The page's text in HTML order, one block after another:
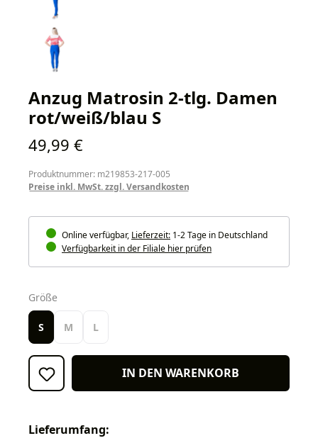
Anzug Matrosin 2-tlg. Damen
rot/weiß/blau S
Regulärer Preis:
49,99 €
Produktnummer: m219853-217-005
Preise inkl. MwSt. zzgl. Versandkosten
Online verfügbar, Lieferzeit: 1-2 Tage in Deutschland
Verfügbarkeit in der Filiale hier prüfen
Größe
S M L
IN DEN WARENKORB
Lieferumfang: